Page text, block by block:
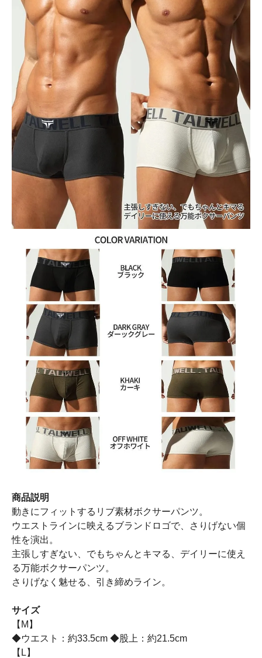
商品説明
動きにフィットするリブ素材ボクサーパンツ。
ウエストラインに映えるブランドロゴで、さりげない個
性を演出。
主張しすぎない、でもちゃんとキマる、デイリーに使え
る万能ボクサーパンツ。
さりげなく魅せる、引き締めライン。
サイズ
【M】
◆ウエスト：約33.5cm ◆股上：約21.5cm
【L】